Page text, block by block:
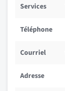
Services
Téléphone
Courriel
Adresse